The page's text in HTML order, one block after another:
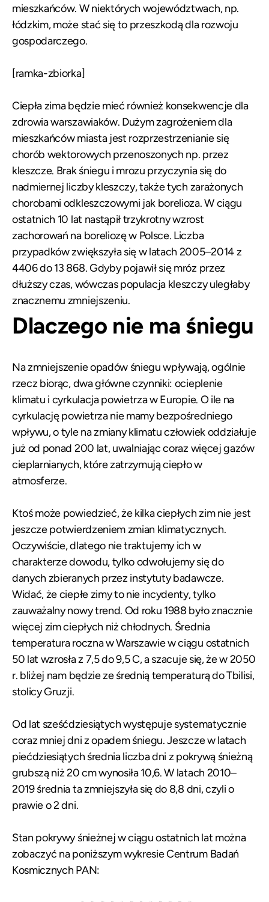
mieszkańców. W niektórych województwach, np.
łódzkim, może stać się to przeszkodą dla rozwoju
gospodarczego.
[ramka-zbiorka]
Ciepła zima będzie mieć również konsekwencje dla
zdrowia warszawiaków. Dużym zagrożeniem dla
mieszkańców miasta jest rozprzestrzenianie się
chorób wektorowych przenoszonych np. przez
kleszcze. Brak śniegu i mrozu przyczynia się do
nadmiernej liczby kleszczy, także tych zarażonych
chorobami odkleszczowymi jak borelioza. W ciągu
ostatnich 10 lat nastąpił trzykrotny wzrost
zachorowań na boreliozę w Polsce. Liczba
przypadków zwiększyła się w latach 2005–2014 z
4406 do 13 868. Gdyby pojawił się mróz przez
dłuższy czas, wówczas populacja kleszczy uległaby
znacznemu zmniejszeniu.
Dlaczego nie ma śniegu
Na zmniejszenie opadów śniegu wpływają, ogólnie
rzecz biorąc, dwa główne czynniki: ocieplenie
klimatu i cyrkulacja powietrza w Europie. O ile na
cyrkulację powietrza nie mamy bezpośredniego
wpływu, o tyle na zmiany klimatu człowiek oddziałuje
już od ponad 200 lat, uwalniając coraz więcej gazów
cieplarnianych, które zatrzymują ciepło w
atmosferze.
Ktoś może powiedzieć, że kilka ciepłych zim nie jest
jeszcze potwierdzeniem zmian klimatycznych.
Oczywiście, dlatego nie traktujemy ich w
charakterze dowodu, tylko odwołujemy się do
danych zbieranych przez instytuty badawcze.
Widać, że ciepłe zimy to nie incydenty, tylko
zauważalny nowy trend. Od roku 1988 było znacznie
więcej zim ciepłych niż chłodnych. Średnia
temperatura roczna w Warszawie w ciągu ostatnich
50 lat wzrosła z 7,5 do 9,5 C, a szacuje się, że w 2050
r. bliżej nam będzie ze średnią temperaturą do Tbilisi,
stolicy Gruzji.
Od lat sześćdziesiątych występuje systematycznie
coraz mniej dni z opadem śniegu. Jeszcze w latach
piećdziesiątych średnia liczba dni z pokrywą śnieżną
grubszą niż 20 cm wynosiła 10,6. W latach 2010–
2019 średnia ta zmniejszyła się do 8,8 dni, czyli o
prawie o 2 dni.
Stan pokrywy śnieżnej w ciągu ostatnich lat można
zobaczyć na poniższym wykresie Centrum Badań
Kosmicznych PAN: